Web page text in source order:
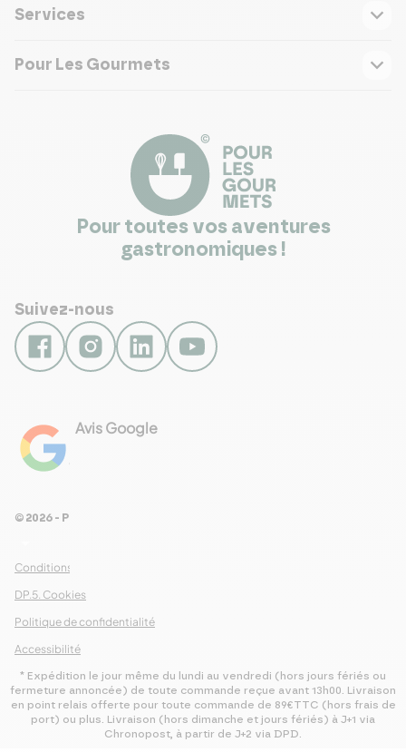
Services
Pour Les Gourmets
Pour toutes vos aventures
gastronomiques !
Suivez-nous
Avis Google
Conditions Générales de Ventes
DP.5. Cookies
Politique de confidentialité
Accessibilité
© 2026 - Pour Les Gourmets
* Expédition le jour même du lundi au vendredi (hors jours fériés ou
fermeture annoncée) de toute commande reçue avant 13h00. Livraison
en point relais offerte pour toute commande de 89€TTC (hors frais de
port) ou plus. Livraison (hors dimanche et jours fériés) à J+1 via
Chronopost, à partir de J+2 via DPD.
NEWSLETTER
Envie d’autres
Chaque semaine, nous vous
proposons une nouvelle recette dans
notre newsletter : inscrivez-vous